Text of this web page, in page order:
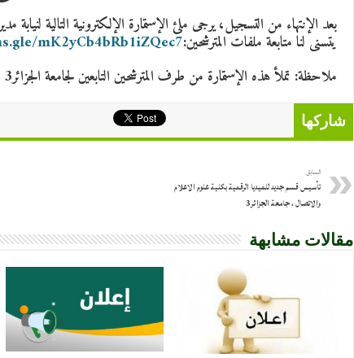
بعد الإنتهاء من التسجيل، يرجى ملئ الإستمارة الإلكترونية التالية لنيابة
يتسنى لنا متابعة ملفات المترشحين:mK2yCb4bRb1iZQec7
ملاحظة: تملأ هذه الإستمارة من طرف المترشحين التابعين لجامعة الجزائر3 فقط.
شاركها
السابق
تأسيس قسم جديد للميديا الرقمية بكلية علوم الاعلام
والاتصال ، جامعة الجزائر3
مقالات مشابهة